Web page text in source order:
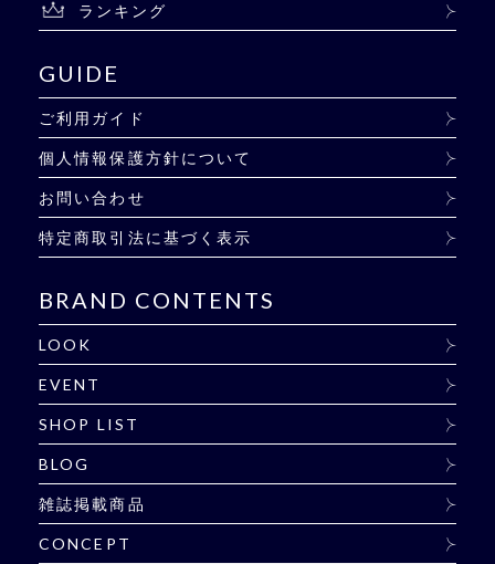
ランキング
GUIDE
ご利用ガイド
個人情報保護方針について
お問い合わせ
特定商取引法に基づく表示
BRAND CONTENTS
LOOK
EVENT
SHOP LIST
BLOG
雑誌掲載商品
CONCEPT